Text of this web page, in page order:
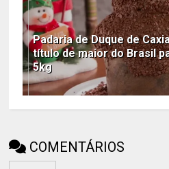
Padaria de Duque de
título de maior do Brasil
5kg
COMENTÁRIOS